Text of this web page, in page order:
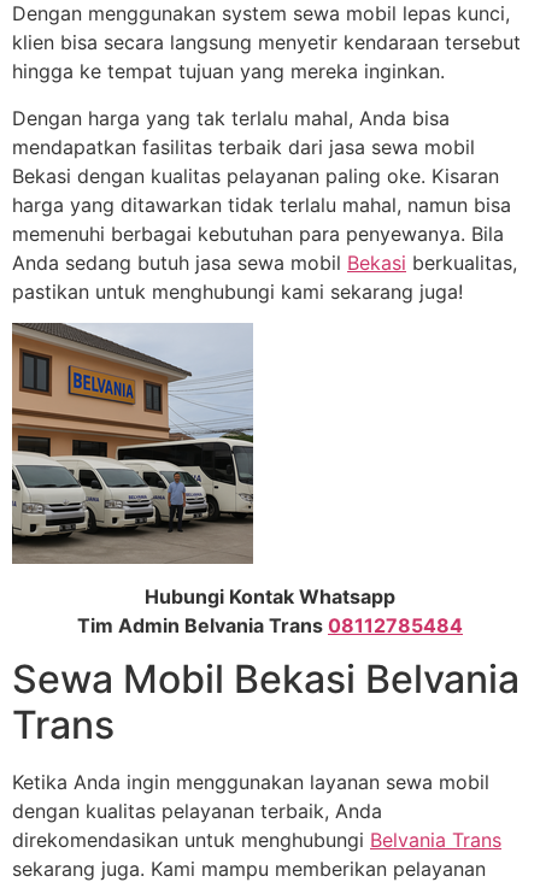
Dengan menggunakan system sewa mobil lepas kunci,
klien bisa secara langsung menyetir kendaraan tersebut
hingga ke tempat tujuan yang mereka inginkan.
Dengan harga yang tak terlalu mahal, Anda bisa
mendapatkan fasilitas terbaik dari jasa sewa mobil
Bekasi dengan kualitas pelayanan paling oke. Kisaran
harga yang ditawarkan tidak terlalu mahal, namun bisa
memenuhi berbagai kebutuhan para penyewanya. Bila
Anda sedang butuh jasa sewa mobil Bekasi berkualitas,
pastikan untuk menghubungi kami sekarang juga!
Hubungi Kontak Whatsapp
Tim Admin Belvania Trans 08112785484
Sewa Mobil Bekasi Belvania
Trans
Ketika Anda ingin menggunakan layanan sewa mobil
dengan kualitas pelayanan terbaik, Anda
direkomendasikan untuk menghubungi Belvania Trans
sekarang juga. Kami mampu memberikan pelayanan